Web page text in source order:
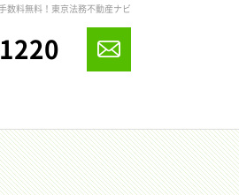
数料無料！東京法務不動産ナビ